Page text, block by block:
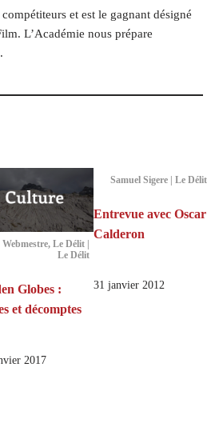
et est le gagnant désigné
L’Académie nous prépare
Webmestre, Le Délit |
Le Délit
Globes :
et décomptes
2017
Samuel Sigere | Le Délit
Entrevue avec Oscar
Calderon
31 janvier 2012